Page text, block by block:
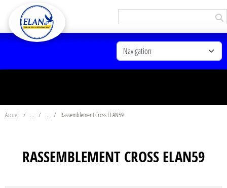
Accueil Rassemblement Cross ELAN59
RASSEMBLEMENT CROSS ELAN59
Panneau de gestion des cookies